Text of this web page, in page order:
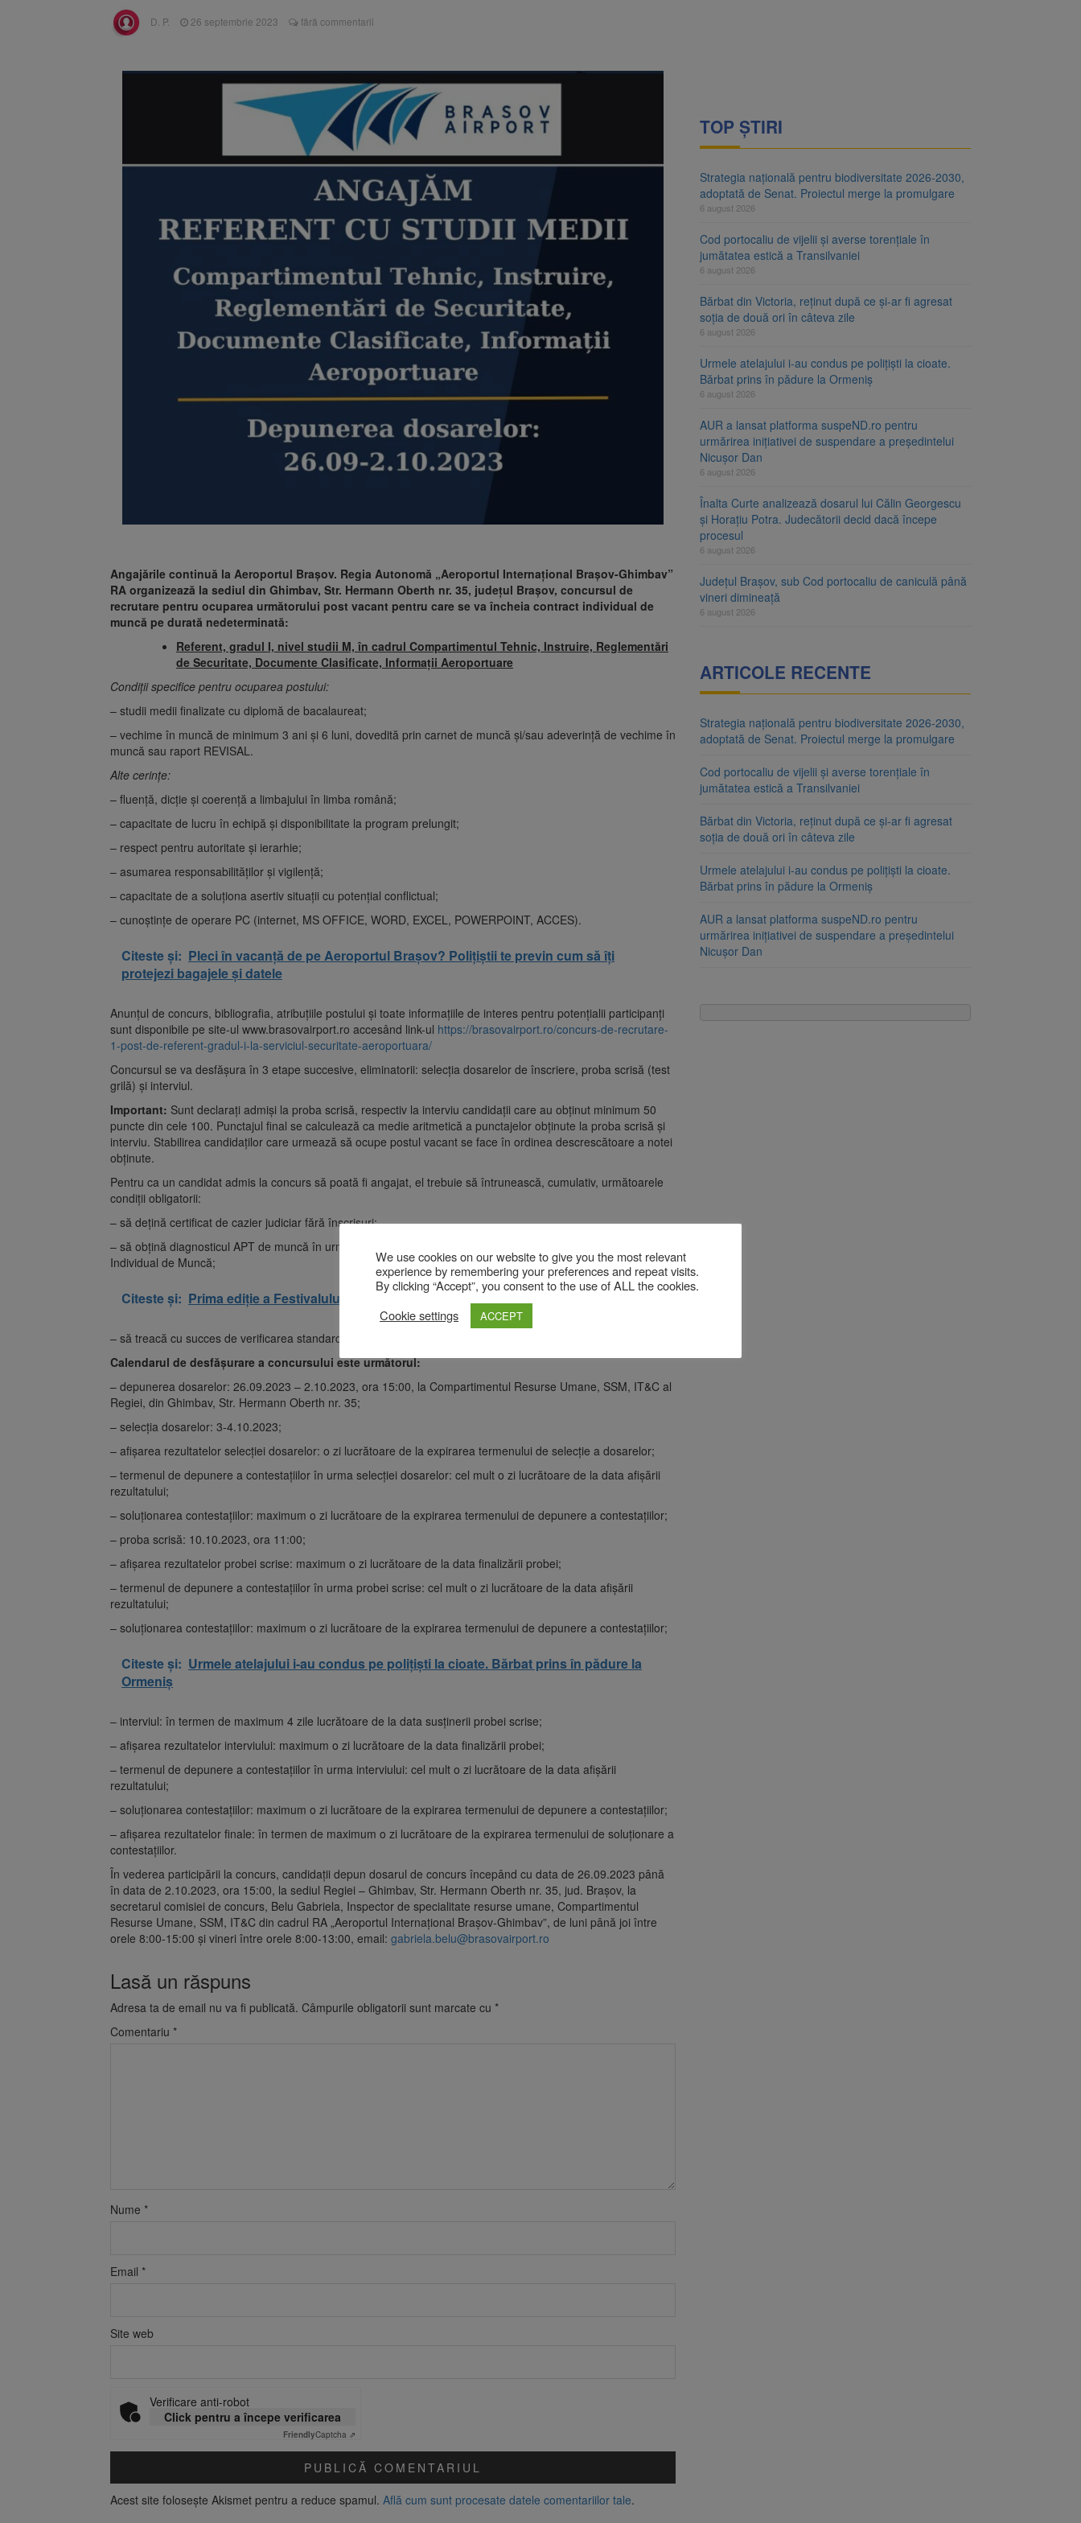
procesul
D. P. 26 septembrie 2023 fără commentarii
Angajările continuă la Aeroportul Braşov. Regia Autonomă „Aeroportul Internaţional Braşov-Ghimbav”
RA organizează la sediul din Ghimbav, Str. Hermann Oberth nr. 35, județul Brașov, concursul de
recrutare pentru ocuparea următorului post vacant pentru care se va încheia contract individual de
muncă pe durată nedeterminată:
Referent, gradul I, nivel studii M, în cadrul Compartimentul Tehnic, Instruire, Reglementări
de Securitate, Documente Clasificate, Informații Aeroportuare
Condiţii specifice pentru ocuparea postului:
– studii medii finalizate cu diplomă de bacalaureat;
– vechime în muncă de minimum 3 ani și 6 luni, dovedită prin carnet de muncă și/sau adeverință de vechime în
muncă sau raport REVISAL.
Alte cerințe:
– fluență, dicție și coerență a limbajului în limba română;
– capacitate de lucru în echipă și disponibilitate la program prelungit;
– respect pentru autoritate și ierarhie;
– asumarea responsabilităților şi vigilență;
– capacitate de a soluționa asertiv situații cu potențial conflictual;
– cunoștinţe de operare PC (internet, MS OFFICE, WORD, EXCEL, POWERPOINT, ACCES).
Citeste și: Pleci în vacanță de pe Aeroportul Brașov? Polițiștii te previn cum să îți
protejezi bagajele și datele
Anunţul de concurs, bibliografia, atribuţiile postului şi toate informaţiile de interes pentru potenţialii participanţi
sunt disponibile pe site-ul www.brasovairport.ro accesând link-ul https://brasovairport.ro/concurs-de-recrutare-
1-post-de-referent-gradul-i-la-serviciul-securitate-aeroportuara/
Concursul se va desfăşura în 3 etape succesive, eliminatorii: selecţia dosarelor de înscriere, proba scrisă (test
grilă) şi interviul.
Important: Sunt declarați admiși la proba scrisă, respectiv la interviu candidații care au obținut minimum 50
puncte din cele 100. Punctajul final se calculează ca medie aritmetică a punctajelor obținute la proba scrisă și
interviu. Stabilirea candidaților care urmează să ocupe postul vacant se face în ordinea descrescătoare a notei
obținute.
Pentru ca un candidat admis la concurs să poată fi angajat, el trebuie să întrunească, cumulativ, următoarele
condiții obligatorii:
– să dețină certificat de cazier judiciar fără înscrisuri;
– să obțină diagnosticul APT de muncă în urma controlului medical efectuat anterior încheierii Contractului
Individual de Muncă;
Citeste și: Prima ediție a Festivalului Bulzului are loc la Râșnov, în perioada 13-16 august
– să treacă cu succes de verificarea standard și de verificarea aprofundată a antecedentelor.
Calendarul de desfăşurare a concursului este următorul:
– depunerea dosarelor: 26.09.2023 – 2.10.2023, ora 15:00, la Compartimentul Resurse Umane, SSM, IT&C al
Regiei, din Ghimbav, Str. Hermann Oberth nr. 35;
– selecţia dosarelor: 3-4.10.2023;
– afişarea rezultatelor selecţiei dosarelor: o zi lucrătoare de la expirarea termenului de selecţie a dosarelor;
– termenul de depunere a contestaţiilor în urma selecţiei dosarelor: cel mult o zi lucrătoare de la data afişării
rezultatului;
– soluţionarea contestaţiilor: maximum o zi lucrătoare de la expirarea termenului de depunere a contestaţiilor;
– proba scrisă: 10.10.2023, ora 11:00;
– afişarea rezultatelor probei scrise: maximum o zi lucrătoare de la data finalizării probei;
– termenul de depunere a contestaţiilor în urma probei scrise: cel mult o zi lucrătoare de la data afişării
rezultatului;
– soluţionarea contestaţiilor: maximum o zi lucrătoare de la expirarea termenului de depunere a contestaţiilor;
Citeste și: Urmele atelajului i-au condus pe polițiști la cioate. Bărbat prins în pădure la
Ormeniș
– interviul: în termen de maximum 4 zile lucrătoare de la data susţinerii probei scrise;
– afişarea rezultatelor interviului: maximum o zi lucrătoare de la data finalizării probei;
– termenul de depunere a contestaţiilor în urma interviului: cel mult o zi lucrătoare de la data afişării
rezultatului;
– soluţionarea contestaţiilor: maximum o zi lucrătoare de la expirarea termenului de depunere a contestaţiilor;
– afişarea rezultatelor finale: în termen de maximum o zi lucrătoare de la expirarea termenului de soluţionare a
contestaţiilor.
În vederea participării la concurs, candidaţii depun dosarul de concurs începând cu data de 26.09.2023 până
în data de 2.10.2023, ora 15:00, la sediul Regiei – Ghimbav, Str. Hermann Oberth nr. 35, jud. Brașov, la
secretarul comisiei de concurs, Belu Gabriela, Inspector de specialitate resurse umane, Compartimentul
Resurse Umane, SSM, IT&C din cadrul RA „Aeroportul Internațional Brașov-Ghimbav”, de luni până joi între
orele 8:00-15:00 și vineri între orele 8:00-13:00, email: gabriela.belu@brasovairport.ro
Lasă un răspuns
Adresa ta de email nu va fi publicată. Câmpurile obligatorii sunt marcate cu *
Comentariu *
Nume *
Email *
Site web
Verificare anti-robot
Click pentru a începe verificarea
FriendlyCaptcha ⇗
Acest site folosește Akismet pentru a reduce spamul. Află cum sunt procesate datele comentariilor tale.
TOP ȘTIRI
Strategia națională pentru biodiversitate 2026-2030,
adoptată de Senat. Proiectul merge la promulgare
6 august 2026
Cod portocaliu de vijelii și averse torențiale în
jumătatea estică a Transilvaniei
6 august 2026
Bărbat din Victoria, reținut după ce și-ar fi agresat
soția de două ori în câteva zile
6 august 2026
Urmele atelajului i-au condus pe polițiști la cioate.
Bărbat prins în pădure la Ormeniș
6 august 2026
AUR a lansat platforma suspeND.ro pentru
urmărirea inițiativei de suspendare a președintelui
Nicușor Dan
6 august 2026
Înalta Curte analizează dosarul lui Călin Georgescu
și Horațiu Potra. Judecătorii decid dacă începe
procesul
6 august 2026
Județul Brașov, sub Cod portocaliu de caniculă până
vineri dimineață
6 august 2026
ARTICOLE RECENTE
Strategia națională pentru biodiversitate 2026-2030,
adoptată de Senat. Proiectul merge la promulgare
Cod portocaliu de vijelii și averse torențiale în
jumătatea estică a Transilvaniei
Bărbat din Victoria, reținut după ce și-ar fi agresat
soția de două ori în câteva zile
Urmele atelajului i-au condus pe polițiști la cioate.
Bărbat prins în pădure la Ormeniș
AUR a lansat platforma suspeND.ro pentru
urmărirea inițiativei de suspendare a președintelui
Nicușor Dan
We use cookies on our website to give you the most relevant
experience by remembering your preferences and repeat visits.
By clicking “Accept”, you consent to the use of ALL the cookies.
Cookie settings
ACCEPT